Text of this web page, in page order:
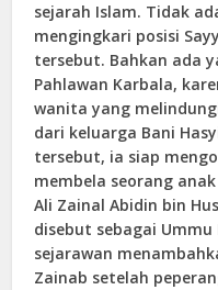
sejarah Islam. Tidak
mengingkari posisi
tersebut. Bahkan ada
Pahlawan Karbala,
wanita yang
dari keluarga Bani
tersebut, ia siap
membela seorang
Ali Zainal Abidin bin
disebut sebagai Ummu
sejarawan
Zainab setelah